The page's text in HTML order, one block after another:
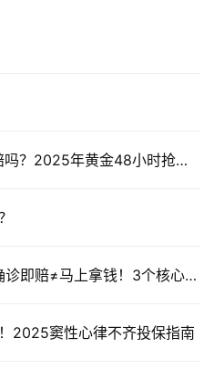
2025年黄金48小时抢救指南
≠马上拿钱！3个核心条件必看
2025窦性心律不齐投保指南